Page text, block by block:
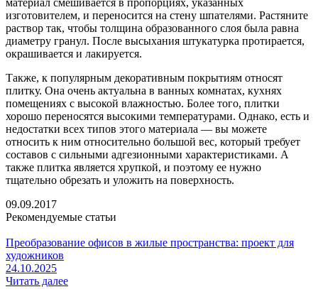
изготовителем, и переносится на стену шпателями. Растяните
раствор так, чтобы толщина образованного слоя была равна
диаметру гранул. После высыхания штукатурка протирается,
окрашивается и лакируется.
Также, к популярным декоративным покрытиям относят
плитку. Она очень актуальна в ванных комнатах, кухнях
помещениях с высокой влажностью. Более того, плитки
хорошо переносятся высокими температурами. Однако, есть и
недостатки всех типов этого материала — вы можете
относить к ним относительно большой вес, который требует
составов с сильными адгезионными характеристиками. А
также плитка является хрупкой, и поэтому ее нужно
тщательно обрезать и уложить на поверхность.
09.09.2017
Рекомендуемые статьи
Преобразование офисов в жилые пространства: проект для
художников
24.10.2025
Читать далее